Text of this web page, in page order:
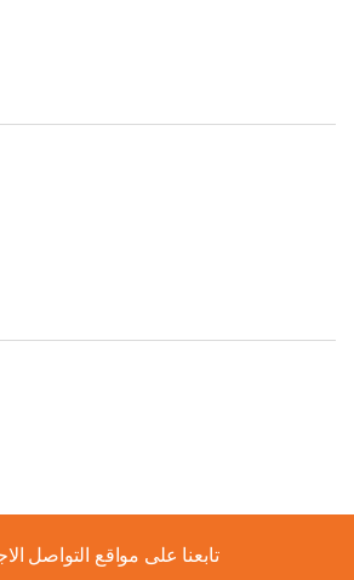
تابعنا على مواقع التواصل